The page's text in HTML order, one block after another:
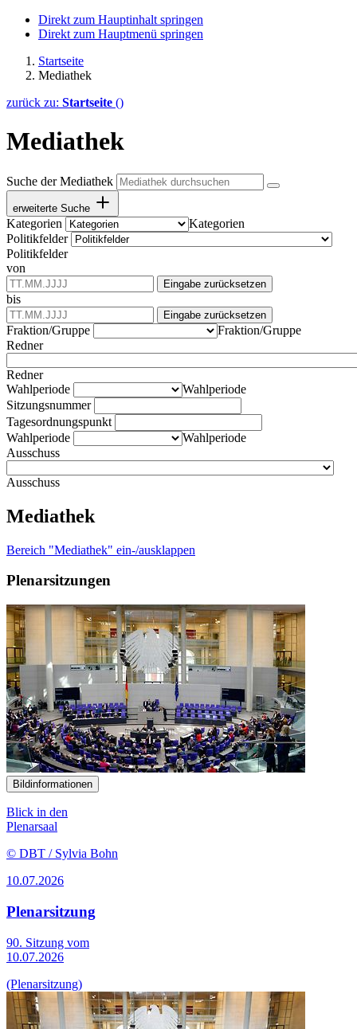
Direkt zum Hauptinhalt springen
Direkt zum Hauptmenü springen
Startseite
Mediathek
zurück zu: Startseite ()
Mediathek
Suche der Mediathek
erweiterte Suche
Kategorien
Kategorien
Politikfelder
Politikfelder
von
Eingabe zurücksetzen
bis
Eingabe zurücksetzen
Fraktion/Gruppe
Fraktion/Gruppe
Redner
Redner
Wahlperiode
Wahlperiode
Sitzungsnummer
Tagesordnungspunkt
Wahlperiode
Wahlperiode
Ausschuss
Ausschuss
Mediathek
Bereich "Mediathek" ein-/ausklappen
Plenarsitzungen
Bildinformationen
Blick in den
Plenarsaal
© DBT / Sylvia Bohn
10.07.2026
Plenarsitzung
90. Sitzung vom
10.07.2026
(Plenarsitzung)